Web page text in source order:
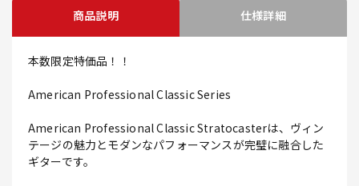
商品説明 仕様詳細
本数限定特価品！！
American Professional Classic Series
American Professional Classic Stratocasterは、ヴィン
テージの魅力とモダンなパフォーマンスが完璧に融合した
ギターです。